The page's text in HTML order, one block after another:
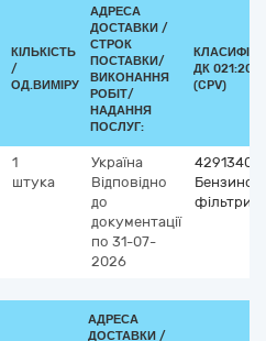
КІЛЬКІСТЬ
/
ОД.ВИМІРУ
АДРЕСА
ДОСТАВКИ /
СТРОК
ПОСТАВКИ/
ВИКОНАННЯ
РОБІТ/
НАДАННЯ
ПОСЛУГ:
ДК 021:2015
(CPV)
1
штука
Україна
Відповідно
до
документації
по 31-07-
2026
Бензинові
фільтри
АДРЕСА
ДОСТАВКИ /